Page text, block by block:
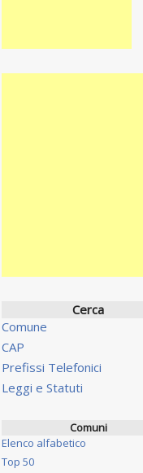
Cerca
Comune
CAP
Prefissi Telefonici
Leggi e Statuti
Comuni
Elenco alfabetico
Top 50